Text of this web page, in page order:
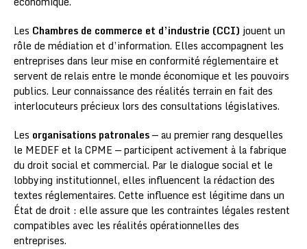
Les Chambres de commerce et d’industrie (CCI) jouent un
rôle de médiation et d’information. Elles accompagnent les
entreprises dans leur mise en conformité réglementaire et
servent de relais entre le monde économique et les pouvoirs
publics. Leur connaissance des réalités terrain en fait des
interlocuteurs précieux lors des consultations législatives.
Les organisations patronales— au premier rang desquelles
le MEDEF et la CPME — participent activement à la fabrique
du droit social et commercial. Par le dialogue social et le
lobbying institutionnel, elles influencent la rédaction des
textes réglementaires. Cette influence est légitime dans un
État de droit : elle assure que les contraintes légales restent
compatibles avec les réalités opérationnelles des
entreprises.